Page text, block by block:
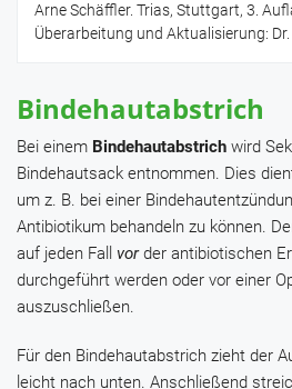
Arne Schäffler. Trias, Stuttgart, 3.
Überarbeitung und Aktualisierung:
Bindehautabstrich
Bei einem Bindehautabstrich wird
Bindehautsack entnommen. Dies
um z. B. bei einer
Antibiotikum behandeln zu können.
auf jeden Fall vorder antibiotischen
durchgeführt werden oder vor einer
auszuschließen.
Für den Bindehautabstrich zieht der
leicht nach unten. Anschließend